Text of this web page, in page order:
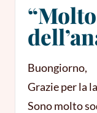
Buongiorno,
Grazie per la
Sono molto